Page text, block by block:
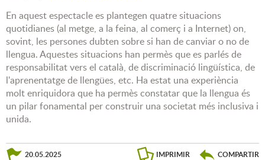
En aquest espectacle es plantegen quatre situacions
quotidianes (al metge, a la feina, al comerç i a Internet) on,
sovint, les persones dubten sobre si han de canviar o no de
llengua. Aquestes situacions han permès que es parlés de
responsabilitat vers el català, de discriminació lingüística, de
l'aprenentatge de llengües, etc. Ha estat una experiència
molt enriquidora que ha permès constatar que la llengua és
un pilar fonamental per construir una societat més inclusiva i
unida.
20.05.2025 IMPRIMIR COMPARTIR